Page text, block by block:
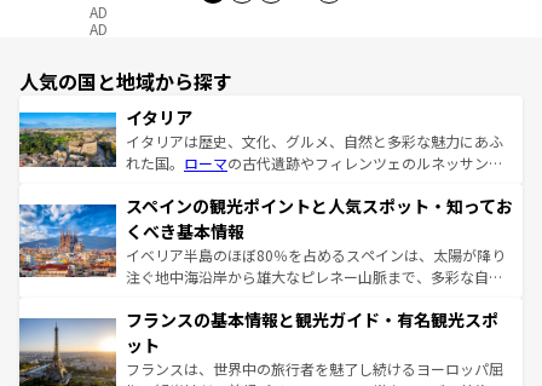
AD
AD
人気の国と地域から探す
イタリア
イタリアは歴史、文化、グルメ、自然と多彩な魅力にあふ
れた国。 ローマの古代遺跡やフィレンツェのルネッサンス
ろん、トスカーナの美しい田園風景やアマルフィ海岸の絶
景など、自然景観も見逃せない。観光の合間には、本場の
ピザやパスタなど、絶品のイタリア料理を堪能することも
できる。朝目覚めてから夜眠るまで、すべての瞬間を楽し
なお、新着のイタリア情報はコンテンツ一覧を参照してほ
しい。
スペインの観光ポイントと人気スポット・知ってお
くべき基本情報
イベリア半島のほぼ80％を占めるスペインは、太陽が降り
注ぐ地中海沿岸から雄大なピレネー山脈まで、多彩な自然
文化が根付くこの国では、情熱的なフラメンコ、熱気あふ
れる闘牛、そして美味しいタパスが生活の一部となってい
る。首都マドリードの洗練された雰囲気や、バルセロナの
フランスの基本情報と観光ガイド・有名観光スポ
ット
フランスは、世界中の旅行者を魅了し続けるヨーロッパ屈